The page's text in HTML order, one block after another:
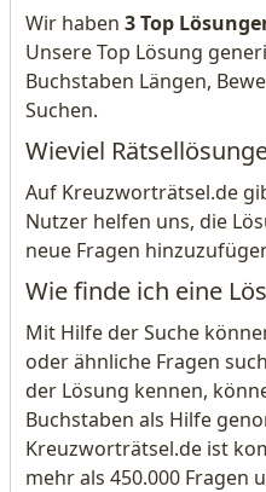
Wir haben 3 Top
Unsere Top Lösung
Buchstaben Längen,
Suchen.
Wieviel
Auf Kreuzworträtsel.de
Nutzer helfen uns, die
neue Fragen
Wie finde ich eine
Mit Hilfe der Suche
oder ähnliche Fragen
der Lösung kennen,
Buchstaben als Hilfe
Kreuzworträtsel.de ist
mehr als 450.000 Fragen